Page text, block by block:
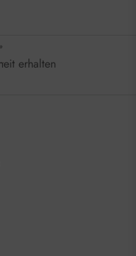
erhalten